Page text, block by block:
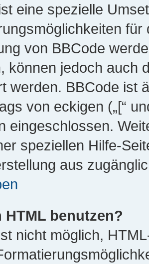
eine spezielle
von BBCode
können jedoch auch
werden. BBCode ist
von eckigen („[“
eingeschlossen.
speziellen Hilfe-
aus
HTML benutzen?
nicht möglich,